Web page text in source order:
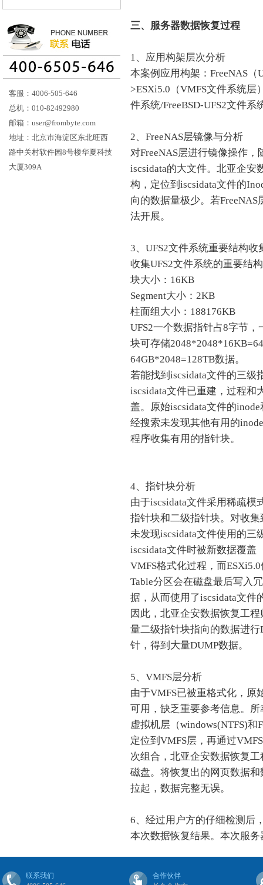
客服：4006-505-646
总机：010-82492980
邮箱：user@frombyte.com
地址：北京市海淀区东北旺西
路中关村软件园8号楼华夏科技
大厦309A
三、服务器数据恢复过程
1、应用构架层次分析
本案例应用构架：FreeNAS
>ESXi5.0（VMFS文件系统层
件系统/FreeBSD-UFS2文件系
2、FreeNAS层镜像与分析
对FreeNAS层进行镜像操作
iscsidata的大文件。北亚企安
构，定位到iscsidata文件的
向的数据量极少。若
法开展。
3、UFS2文件系统重要结构收
收集UFS2文件系统的重要结
块大小：16KB
Segment大小：2KB
柱面组大小：188176KB
UFS2一个数据指针占8字节
块可存储
64GB*2048=128TB数据。
若能找到iscsidata文件的三级
iscsidata文件已重建，过程和
盖。原始iscsidata文件的
经搜索未发现其他有用的
程序收集有用的指针块。
4、指针块分析
由于iscsidata文件采用稀疏
指针块和二级指针块。对收
未发现iscsidata文件使用的三
iscsidata文件时被新数据覆盖
VMFS格式化过程，而
Table分区会在磁盘最后写入
据，从而使用了iscsidata文件
因此，北亚企安数据恢复工
量二级指针块指向的数据进
针，得到大量DUMP数据。
5、VMFS层分析
由于VMFS已被重格式化，原
可用，缺乏重要参考信息。
虚拟机层（windows(NTFS)和
定位到VMFS层，再通过
次组合，北亚企安数据恢复
磁盘。将恢复出的网页数据
拉起，数据完整无误。
6、经过用户方的仔细检测后
本次数据恢复结果。本次服
联系我们
合作伙伴